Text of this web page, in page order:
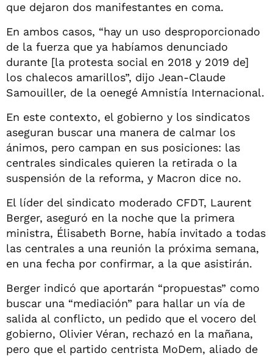
que dejaron dos manifestantes en coma.
En ambos casos, “hay un uso desproporcionado
de la fuerza que ya habíamos denunciado
durante [la protesta social en 2018 y 2019 de]
los chalecos amarillos”, dijo Jean-Claude
Samouiller, de la oenegé Amnistía Internacional.
En este contexto, el gobierno y los sindicatos
aseguran buscar una manera de calmar los
ánimos, pero campan en sus posiciones: las
centrales sindicales quieren la retirada o la
suspensión de la reforma, y Macron dice no.
El líder del sindicato moderado CFDT, Laurent
Berger, aseguró en la noche que la primera
ministra, Élisabeth Borne, había invitado a todas
las centrales a una reunión la próxima semana,
en una fecha por confirmar, a la que asistirán.
Berger indicó que aportarán “propuestas” como
buscar una “mediación” para hallar un vía de
salida al conflicto, un pedido que el vocero del
gobierno, Olivier Véran, rechazó en la mañana,
pero que el partido centrista MoDem, aliado de